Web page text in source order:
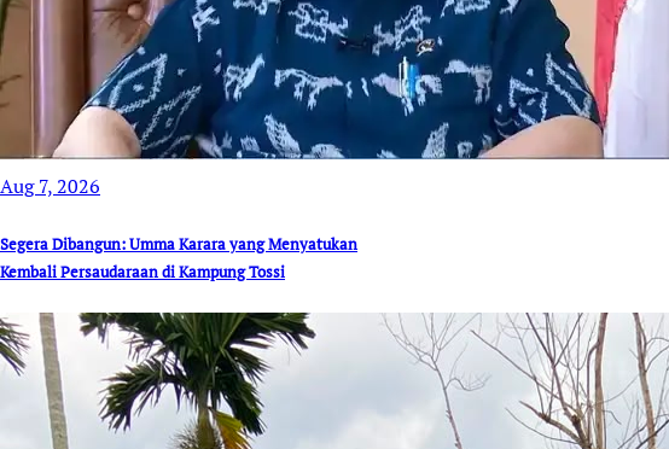
Aug 7, 2026
Segera Dibangun: Umma Karara yang Menyatukan
Kembali Persaudaraan di Kampung Tossi